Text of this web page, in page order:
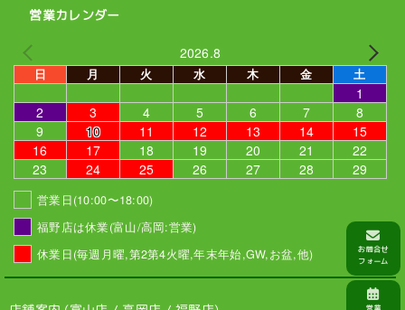
営業カレンダー
2026.8
日 月 火 水 木 金 土
1
2
3 4 5 6 7
8
9
10 11 12 13 14
15
16
17 18 19 20 21
22
23
24 25 26 27 28 29
営業日(10:00〜18:00)
福野店は休業(富山/高岡:営業)
休業日(毎週月曜,第2第4火曜,年末年始,GW,お盆,他)